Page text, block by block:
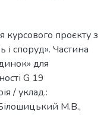
курсового проєкту з
і споруд». Частина
для
G 19
/ уклад.:
М.В.,